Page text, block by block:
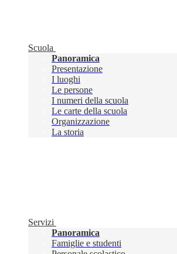
Scuola
Panoramica
Presentazione
I luoghi
Le persone
I numeri della scuola
Le carte della scuola
Organizzazione
La storia
Servizi
Panoramica
Famiglie e studenti